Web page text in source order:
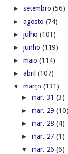
► setembro (56)
► agosto (74)
► julho (101)
► junho (119)
► maio (114)
► abril (107)
▼ março (131)
► mar. 31 (3)
► mar. 29 (10)
► mar. 28 (4)
► mar. 27 (1)
▼ mar. 26 (6)